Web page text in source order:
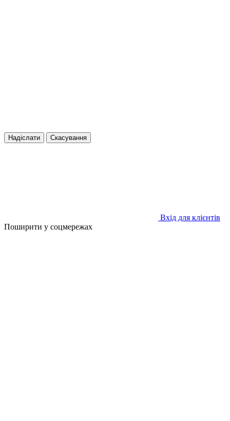
Надіслати Скасування
Вхід для клієнтів
Поширити у соцмережах